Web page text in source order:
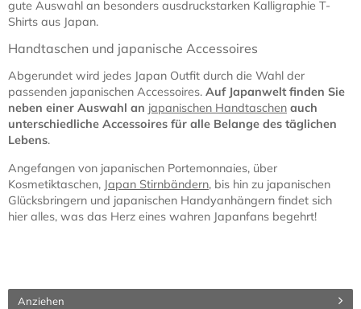
gute Auswahl an besonders ausdruckstarken Kalligraphie T-
Shirts aus Japan.
Handtaschen und japanische Accessoires
Abgerundet wird jedes Japan Outfit durch die Wahl der
passenden japanischen Accessoires. Auf Japanwelt finden Sie
neben einer Auswahl an japanischen Handtaschen auch
unterschiedliche Accessoires für alle Belange des täglichen
Lebens.
Angefangen von japanischen Portemonnaies, über
Kosmetiktaschen, Japan Stirnbändern, bis hin zu japanischen
Glücksbringern und japanischen Handyanhängern findet sich
hier alles, was das Herz eines wahren Japanfans begehrt!
Anziehen